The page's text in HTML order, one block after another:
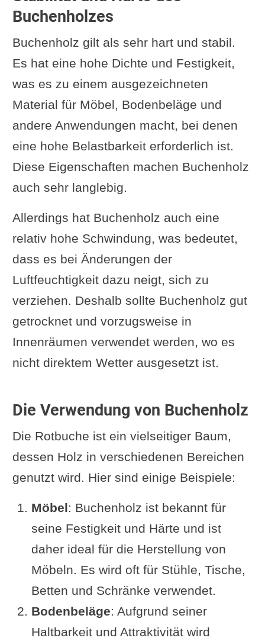
Buchenholzes
Buchenholz gilt als sehr hart und stabil.
Es hat eine hohe Dichte und Festigkeit,
was es zu einem ausgezeichneten
Material für Möbel, Bodenbeläge und
andere Anwendungen macht, bei denen
eine hohe Belastbarkeit erforderlich ist.
Diese Eigenschaften machen Buchenholz
auch sehr langlebig.
Allerdings hat Buchenholz auch eine
relativ hohe Schwindung, was bedeutet,
dass es bei Änderungen der
Luftfeuchtigkeit dazu neigt, sich zu
verziehen. Deshalb sollte Buchenholz gut
getrocknet und vorzugsweise in
Innenräumen verwendet werden, wo es
nicht direktem Wetter ausgesetzt ist.
Die Verwendung von Buchenholz
Die Rotbuche ist ein vielseitiger Baum,
dessen Holz in verschiedenen Bereichen
genutzt wird. Hier sind einige Beispiele:
Möbel: Buchenholz ist bekannt für
seine Festigkeit und Härte und ist
daher ideal für die Herstellung von
Möbeln. Es wird oft für Stühle, Tische,
Betten und Schränke verwendet.
Bodenbeläge: Aufgrund seiner
Haltbarkeit und Attraktivität wird